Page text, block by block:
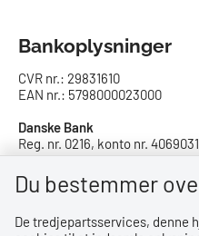
Bankoplysninger
CVR nr.: 29831610
EAN nr.: 5798000023000
Danske Bank
Reg. nr. 0216, konto nr.
IBAN: DK8402164069031625
SWIFT: DABADKKK
Privatlivspolitik
Du bestemmer
De tredjepartsservices, denne